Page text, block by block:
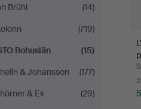
Brühl
(14)
(719)
Bohuslän
(15)
& Johansson
(177)
& Ek
(29)